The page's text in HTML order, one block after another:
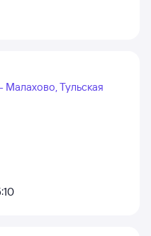
Малахово, Тульская